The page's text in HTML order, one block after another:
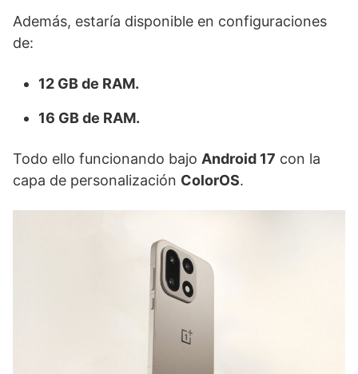
Además, estaría disponible en configuraciones
de:
12 GB de RAM.
16 GB de RAM.
Todo ello funcionando bajo Android 17 con la
capa de personalización ColorOS.